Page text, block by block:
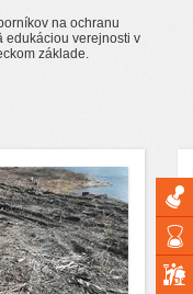
na ochranu
edukáciou verejnosti v
základe.